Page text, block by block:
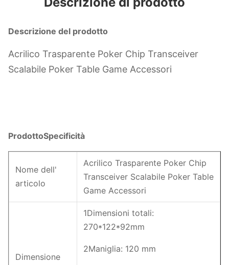
Descrizione del prodotto
Acrilico Trasparente Poker Chip Transceiver
Scalabile Poker Table Game Accessori
ProdottoSpecificità
Nome dell'
articolo
Acrilico Trasparente Poker Chip
Transceiver Scalabile Poker Table
Game Accessori
Dimensione
1Dimensioni totali:
270*122*92mm
2Maniglia: 120 mm